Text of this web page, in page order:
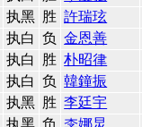
执黑 胜 許瑞玹
执白 负 金恩善
执白 胜 朴昭律
执白 负 韓鐘振
执黑 胜 李廷宇
执黑 负 李娜炅